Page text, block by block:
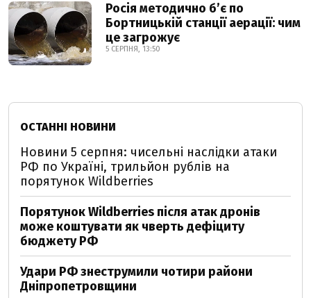
Росія методично б’є по
Бортницькій станції аерації: чим
це загрожує
5 СЕРПНЯ, 13:50
ОСТАННІ НОВИНИ
Новини 5 серпня: чисельні наслідки атаки
РФ по Україні, трильйон рублів на
порятунок Wildberries
Порятунок Wildberries після атак дронів
може коштувати як чверть дефіциту
бюджету РФ
Удари РФ знеструмили чотири райони
Дніпропетровщини